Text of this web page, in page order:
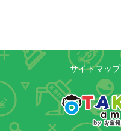
サイトマップ